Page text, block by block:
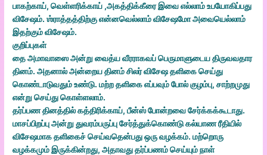
பாகற்காய், வெள்ளரிக்காய் ,அகத்திக்கீரை இவை எல்லாம் உபயோகிப்பது
விசேஷம். ஶ்ராத்தத்திற்கு என்னவெல்லாம் விசேஷமோ அவையெல்லாம்
இதற்கும் விசேஷம்.
குறிப்புகள்
தை அமாவாஸை அன்று வைத்ய வீரராகவப் பெருமாளுடைய திருவவதார
தினம். அதனால் அன்றைய தினம் சிலர் விசேஷ தளிகை செய்து
கொண்டாடுவதும் உண்டு. மற்ற தளிகை எப்பவும் போல் குழம்பு, சாற்றமுது
என்று செய்து கொள்ளலாம்.
தர்ப்பண தினத்தில் கத்திரிக்காய், பீன்ஸ் போன்றவை சேர்க்கக்கூடாது.
மாசப்பிறப்பு அன்று துவரம்பருப்பு சேர்த்துக்கொண்டு கல்யாண ரீதியில்
விசேஷமாக தளிகைச் செய்வதென்பது ஒரு வழக்கம். மற்றொரு
வழக்கமும் இருக்கின்றது, அதாவது தர்ப்பணம் செய்யும் நாள்